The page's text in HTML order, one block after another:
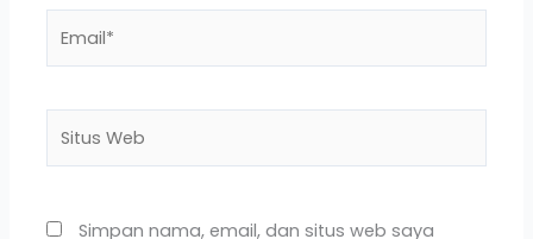
Web
Simpan nama, email, dan situs web saya